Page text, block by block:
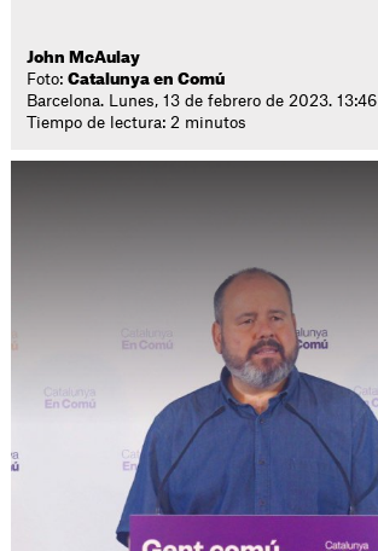
John McAulay
Foto:Catalunya en Comú
Barcelona. Lunes, 13 de febrero de 2023. 13:46
Tiempo de lectura: 2 minutos